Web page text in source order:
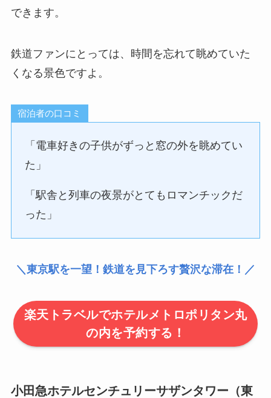
できます。
鉄道ファンにとっては、時間を忘れて眺めていた
くなる景色ですよ。
宿泊者の口コミ
「電車好きの子供がずっと窓の外を眺めてい
た」
「駅舎と列車の夜景がとてもロマンチックだ
った」
＼東京駅を一望！鉄道を見下ろす贅沢な滞在！／
楽天トラベルでホテルメトロポリタン丸
の内を予約する！
小田急ホテルセンチュリーサザンタワー（東